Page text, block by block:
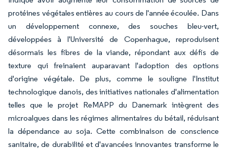
protéines végétales entières au cours de l'année écoulée. Dans
un développement connexe, des souches bleu-vert,
développées à l'Université de Copenhague, reproduisent
désormais les fibres de la viande, répondant aux défis de
texture qui freinaient auparavant l'adoption des options
d'origine végétale. De plus, comme le souligne l'Institut
technologique danois, des initiatives nationales d'alimentation
telles que le projet ReMAPP du Danemark intègrent des
microalgues dans les régimes alimentaires du bétail, réduisant
la dépendance au soja. Cette combinaison de conscience
sanitaire, de durabilité et d'avancées innovantes transforme le